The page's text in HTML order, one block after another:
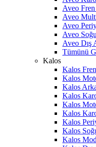
Aveo
Aveo
Aveo
Aveo
Aveo Dış
Tümünü
Kalos
Kalos
Kalos
Kalos
Kalos
Kalos
Kalos
Kalos
Kalos
Kalos